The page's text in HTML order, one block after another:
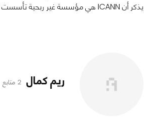
يذكر أن ICANN هي مؤسسة غير ربحية تأسست في عام 1998، وهدفها تنظيم العمل عبر الإنترنت.
ريم كمال 2 متابع